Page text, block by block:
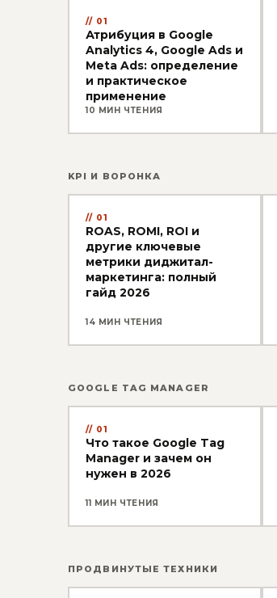
01
Атрибуция в Google
Analytics 4, Google Ads и
Meta Ads: определение
и практическое
применение
10 МИН ЧТЕНИЯ
KPI И ВОРОНКА
01
ROAS, ROMI, ROI и
другие ключевые
метрики диджитал-
маркетинга: полный
гайд 2026
14 МИН ЧТЕНИЯ
GOOGLE TAG MANAGER
01
Что такое Google Tag
Manager и зачем он
нужен в 2026
11 МИН ЧТЕНИЯ
ПРОДВИНУТЫЕ ТЕХНИКИ